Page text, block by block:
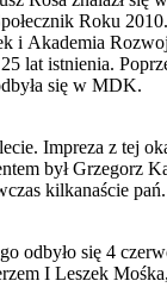
Roku
i Akademia
lat istnienia.
się w MDK.
Impreza z tej
był Grzegorz
kilkanaście pań.
odbyło się 4
I Leszek